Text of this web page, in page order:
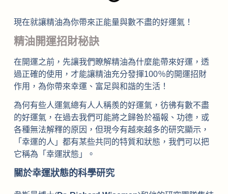
現在就讓精油為你帶來正能量與數不盡的好運氣！
精油開運招財秘訣
在開運之前，先讓我們瞭解精油為什麼能帶來好運，透
過正確的使用，才能讓精油充分發揮100％的開運招財
作用，為你帶來幸運、富足與和諧的生活！
為何有些人運氣總有人人稱羨的好運氣，彷彿有數不盡
的好運氣，在過去我們可能將之歸咎於福報、功德，或
各種無法解釋的原因，但現今有越來越多的研究顯示，
「幸運的人」都有某些共同的特質和狀態，我們可以把
它稱為「幸運狀態」。
關於幸運狀態的科學研究